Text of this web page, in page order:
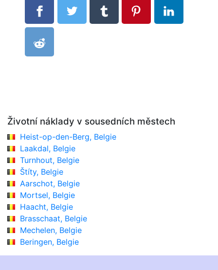
Životní náklady v sousedních městech
Heist-op-den-Berg, Belgie
Laakdal, Belgie
Turnhout, Belgie
Štíty, Belgie
Aarschot, Belgie
Mortsel, Belgie
Haacht, Belgie
Brasschaat, Belgie
Mechelen, Belgie
Beringen, Belgie